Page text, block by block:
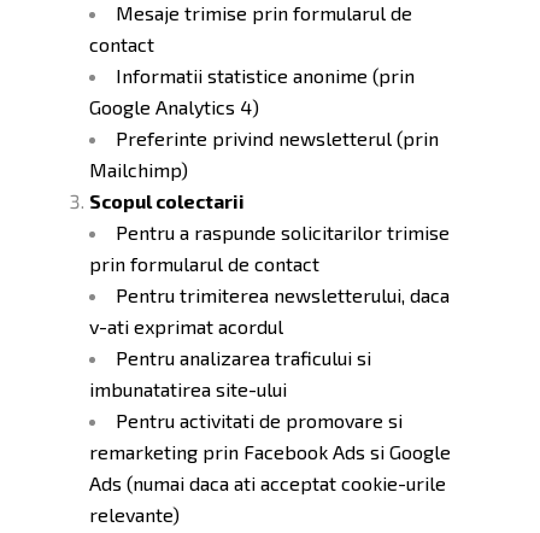
Mesaje trimise prin formularul de
contact
Informatii statistice anonime (prin
Google Analytics 4)
Preferinte privind newsletterul (prin
Mailchimp)
Scopul colectarii
Pentru a raspunde solicitarilor trimise
prin formularul de contact
Pentru trimiterea newsletterului, daca
v-ati exprimat acordul
Pentru analizarea traficului si
imbunatatirea site-ului
Pentru activitati de promovare si
remarketing prin Facebook Ads si Google
Ads (numai daca ati acceptat cookie-urile
relevante)